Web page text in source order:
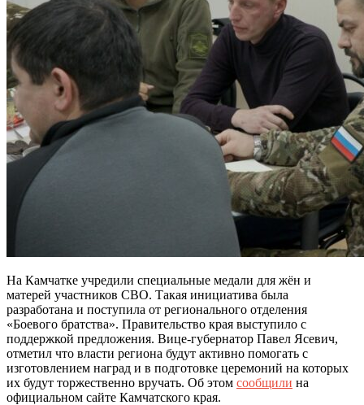
На Камчатке учредили специальные медали для жён и
матерей участников СВО. Такая инициатива была
разработана и поступила от регионального отделения
«Боевого братства». Правительство края выступило с
поддержкой предложения. Вице-губернатор Павел Ясевич,
отметил что власти региона будут активно помогать с
изготовлением наград и в подготовке церемоний на которых
их будут торжественно вручать. Об этом сообщили на
официальном сайте Камчатского края.